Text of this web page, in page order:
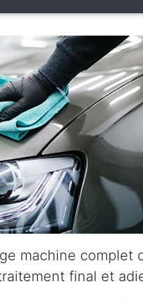
machine
final et